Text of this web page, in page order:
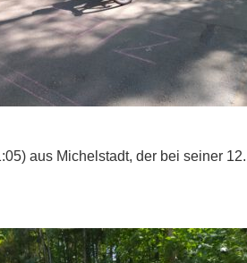
aus Michelstadt, der bei seiner